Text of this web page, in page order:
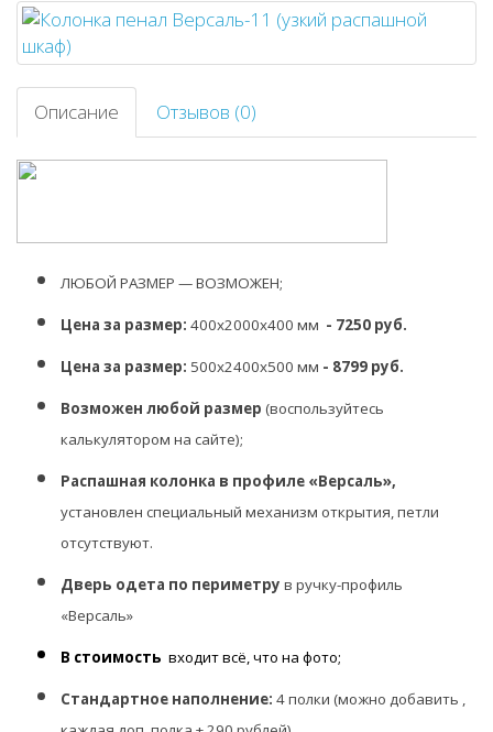
Описание Отзывов (0)
ЛЮБОЙ РАЗМЕР — ВОЗМОЖЕН;
Цена за размер: 400х2000х400 мм - 7250 руб.
Цена за размер: 500х2400х500 мм - 8799 руб.
Возможен любой размер (воспользуйтесь
калькулятором на сайте);
Распашная колонка в профиле «Версаль»,
установлен специальный механизм открытия, петли
отсутствуют.
Дверь одета по периметру в ручку-профиль
«Версаль»
В стоимость входит всё, что на фото;
Стандартное наполнение: 4 полки (можно добавить ,